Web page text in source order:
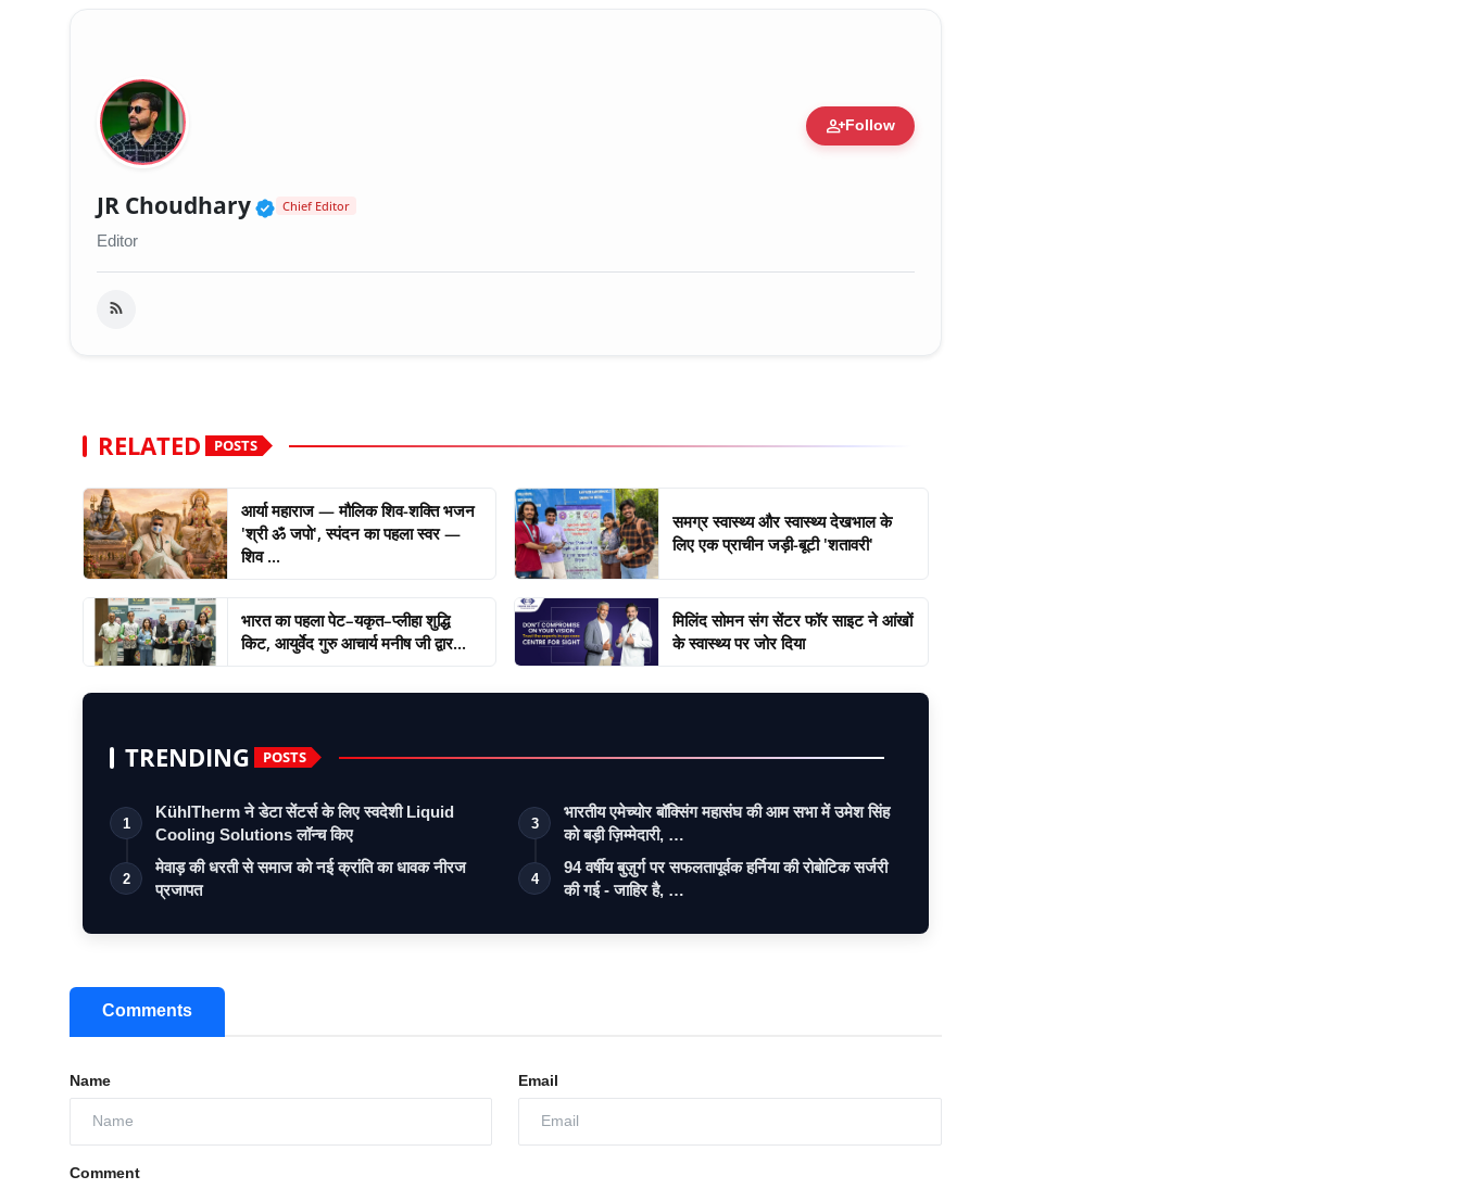
person_addFollow
JR Choudhary Verified Public Figure • 30 Mar, 2026
Chief Editor
Editor
RELATED POSTS
आर्या महाराज — मौलिक शिव-शक्ति भजन
'श्री ॐ जपो', स्पंदन का पहला स्वर —
शिव ...
समग्र स्वास्थ्य और स्वास्थ्य देखभाल के
लिए एक प्राचीन जड़ी-बूटी 'शतावरी'
भारत का पहला पेट–यकृत–प्लीहा शुद्धि
किट, आयुर्वेद गुरु आचार्य मनीष जी द्वार...
मिलिंद सोमन संग सेंटर फॉर साइट ने आंखों
के स्वास्थ्य पर जोर दिया
TRENDING POSTS
1
KühlTherm ने डेटा सेंटर्स के लिए स्वदेशी Liquid
Cooling Solutions लॉन्च किए
2
मेवाड़ की धरती से समाज को नई क्रांति का धावक नीरज
प्रजापत
3
भारतीय एमेच्योर बॉक्सिंग महासंघ की आम सभा में उमेश सिंह
को बड़ी ज़िम्मेदारी, …
4
94 वर्षीय बुज़ुर्ग पर सफलतापूर्वक हर्निया की रोबोटिक सर्जरी
की गई - जाहिर है, …
Comments
Name Email
Comment